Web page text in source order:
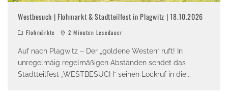
Westbesuch | Flohmarkt & Stadtteilfest in Plagwitz | 18.10.2026
Flohmärkte 2 Minuten Lesedauer
Auf nach Plagwitz – Der „goldene Westen“ ruft! In
unregelmäig regelmäßigen Abständen sendet das
Stadtteilfest „WESTBESUCH“ seinen Lockruf in die...